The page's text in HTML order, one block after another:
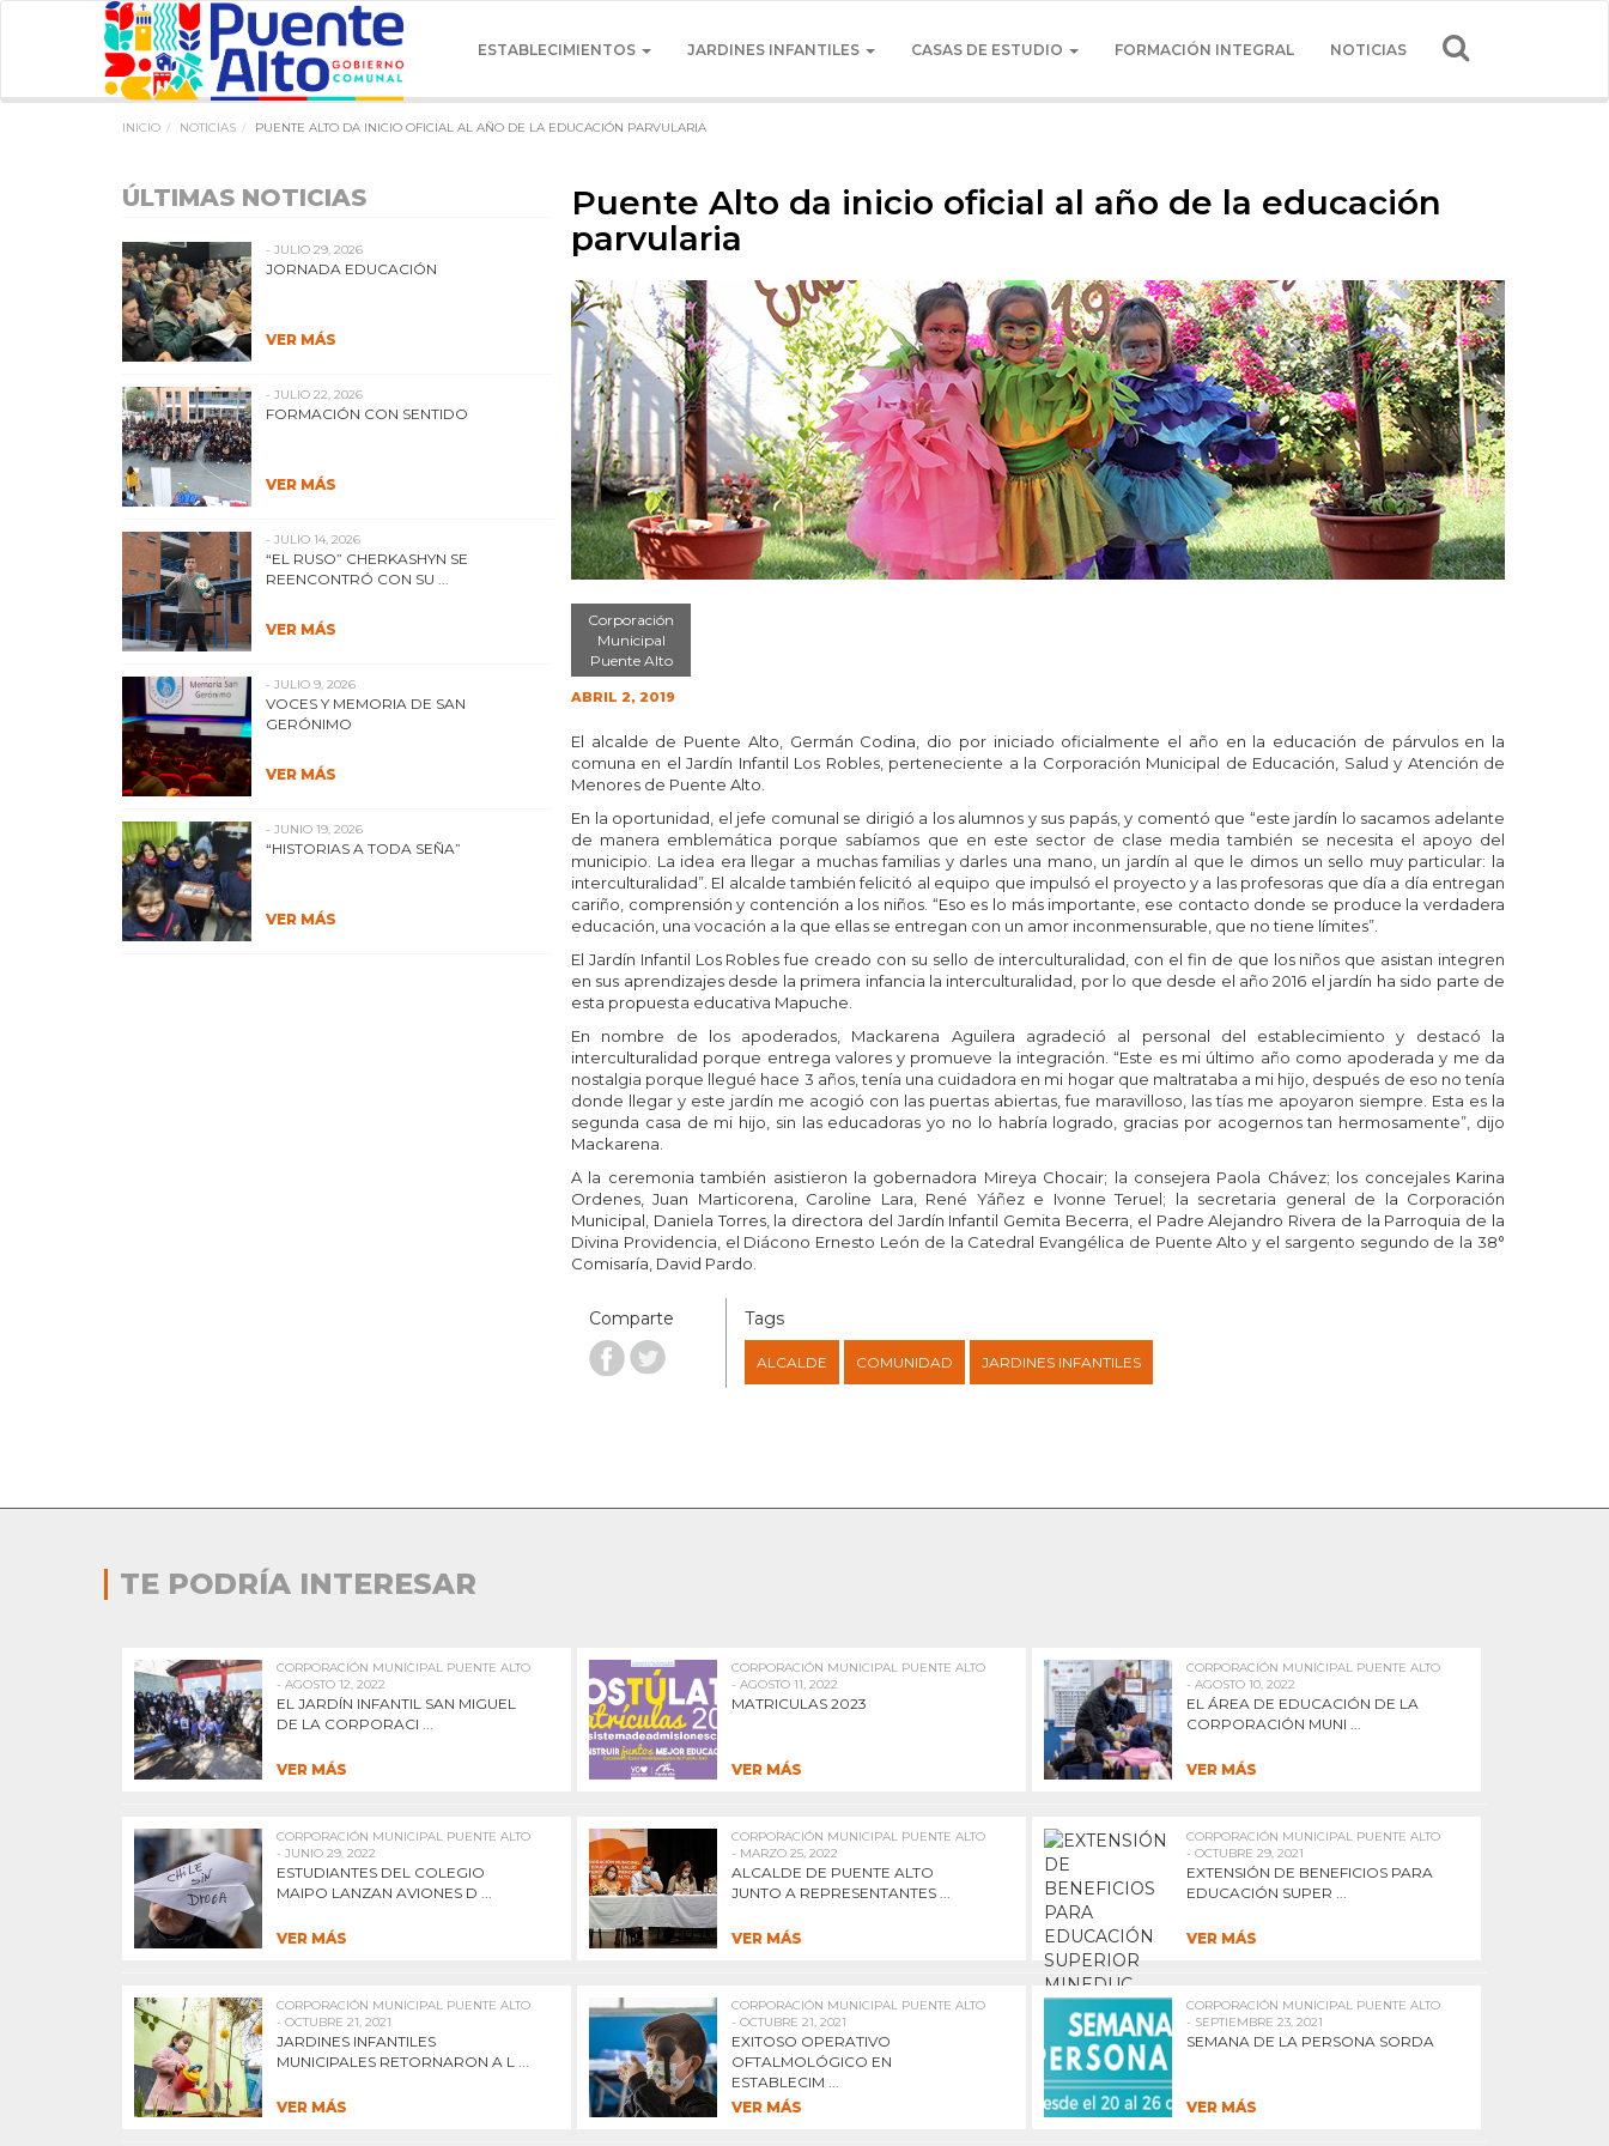
ESTABLECIMIENTOS JARDINES INFANTILES CASAS DE ESTUDIO FORMACIÓN INTEGRAL NOTICIAS
INICIO NOTICIAS PUENTE ALTO DA INICIO OFICIAL AL AÑO DE LA EDUCACIÓN PARVULARIA
ÚLTIMAS NOTICIAS
- JULIO 29, 2026
JORNADA EDUCACIÓN
VER MÁS
- JULIO 22, 2026
FORMACIÓN CON SENTIDO
VER MÁS
- JULIO 14, 2026
“EL RUSO” CHERKASHYN SE
REENCONTRÓ CON SU ...
VER MÁS
- JULIO 9, 2026
VOCES Y MEMORIA DE SAN
GERÓNIMO
VER MÁS
- JUNIO 19, 2026
“HISTORIAS A TODA SEÑA”
VER MÁS
Puente Alto da inicio oficial al año de la educación
parvularia
Corporación
Municipal
Puente Alto
ABRIL 2, 2019
El alcalde de Puente Alto, Germán Codina, dio por iniciado oficialmente el año en la educación de párvulos en la
comuna en el Jardín Infantil Los Robles, perteneciente a la Corporación Municipal de Educación, Salud y Atención de
Menores de Puente Alto.
En la oportunidad, el jefe comunal se dirigió a los alumnos y sus papás, y comentó que “este jardín lo sacamos adelante
de manera emblemática porque sabíamos que en este sector de clase media también se necesita el apoyo del
municipio. La idea era llegar a muchas familias y darles una mano, un jardín al que le dimos un sello muy particular: la
interculturalidad”. El alcalde también felicitó al equipo que impulsó el proyecto y a las profesoras que día a día entregan
cariño, comprensión y contención a los niños. “Eso es lo más importante, ese contacto donde se produce la verdadera
educación, una vocación a la que ellas se entregan con un amor inconmensurable, que no tiene límites”.
El Jardín Infantil Los Robles fue creado con su sello de interculturalidad, con el fin de que los niños que asistan integren
en sus aprendizajes desde la primera infancia la interculturalidad, por lo que desde el año 2016 el jardín ha sido parte de
esta propuesta educativa Mapuche.
En nombre de los apoderados, Mackarena Aguilera agradeció al personal del establecimiento y destacó la
interculturalidad porque entrega valores y promueve la integración. “Este es mi último año como apoderada y me da
nostalgia porque llegué hace 3 años, tenía una cuidadora en mi hogar que maltrataba a mi hijo, después de eso no tenía
donde llegar y este jardín me acogió con las puertas abiertas, fue maravilloso, las tías me apoyaron siempre. Esta es la
segunda casa de mi hijo, sin las educadoras yo no lo habría logrado, gracias por acogernos tan hermosamente”, dijo
Mackarena.
A la ceremonia también asistieron la gobernadora Mireya Chocair; la consejera Paola Chávez; los concejales Karina
Ordenes, Juan Marticorena, Caroline Lara, René Yáñez e Ivonne Teruel; la secretaria general de la Corporación
Municipal, Daniela Torres, la directora del Jardín Infantil Gemita Becerra, el Padre Alejandro Rivera de la Parroquia de la
Divina Providencia, el Diácono Ernesto León de la Catedral Evangélica de Puente Alto y el sargento segundo de la 38°
Comisaría, David Pardo.
Comparte Tags
ALCALDE COMUNIDAD JARDINES INFANTILES
TE PODRÍA INTERESAR
CORPORACIÓN MUNICIPAL PUENTE ALTO
- AGOSTO 12, 2022
EL JARDÍN INFANTIL SAN MIGUEL
DE LA CORPORACI ...
VER MÁS
CORPORACIÓN MUNICIPAL PUENTE ALTO
- AGOSTO 11, 2022
MATRICULAS 2023
VER MÁS
CORPORACIÓN MUNICIPAL PUENTE ALTO
- AGOSTO 10, 2022
EL ÁREA DE EDUCACIÓN DE LA
CORPORACIÓN MUNI ...
VER MÁS
CORPORACIÓN MUNICIPAL PUENTE ALTO
- JUNIO 29, 2022
ESTUDIANTES DEL COLEGIO
MAIPO LANZAN AVIONES D ...
VER MÁS
CORPORACIÓN MUNICIPAL PUENTE ALTO
- MARZO 25, 2022
ALCALDE DE PUENTE ALTO
JUNTO A REPRESENTANTES ...
VER MÁS
CORPORACIÓN MUNICIPAL PUENTE ALTO
- OCTUBRE 29, 2021
EXTENSIÓN DE BENEFICIOS PARA
EDUCACIÓN SUPER ...
VER MÁS
CORPORACIÓN MUNICIPAL PUENTE ALTO
- OCTUBRE 21, 2021
JARDINES INFANTILES
MUNICIPALES RETORNARON A L ...
VER MÁS
CORPORACIÓN MUNICIPAL PUENTE ALTO
- OCTUBRE 21, 2021
EXITOSO OPERATIVO
OFTALMOLÓGICO EN
ESTABLECIM ...
VER MÁS
CORPORACIÓN MUNICIPAL PUENTE ALTO
- SEPTIEMBRE 23, 2021
SEMANA DE LA PERSONA SORDA
VER MÁS